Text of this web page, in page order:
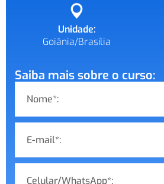
Unidade:
Goiânia/Brasília
Saiba mais sobre o curso: